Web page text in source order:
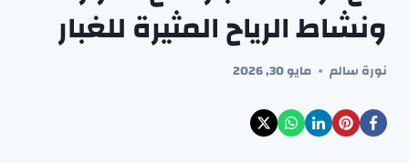
ونشاط الرياح المثيرة للغبار
نورة سالم مايو 30, 2026